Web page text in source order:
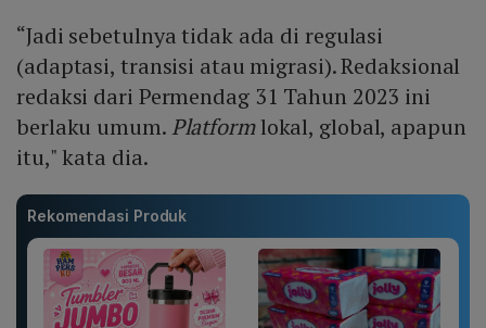
“Jadi sebetulnya tidak ada di regulasi
(adaptasi, transisi atau migrasi). Redaksional
redaksi dari Permendag 31 Tahun 2023 ini
berlaku umum. Platformlokal, global, apapun
itu," kata dia.
Rekomendasi Produk